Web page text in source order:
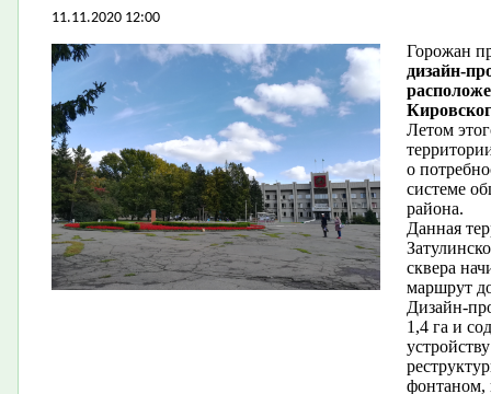
11.11.2020 12:00
Горожан
дизайн-
Летом
о
системе
района.
Данная
сквера
маршрут
Дизайн-
1,4 га и
фонтаном,